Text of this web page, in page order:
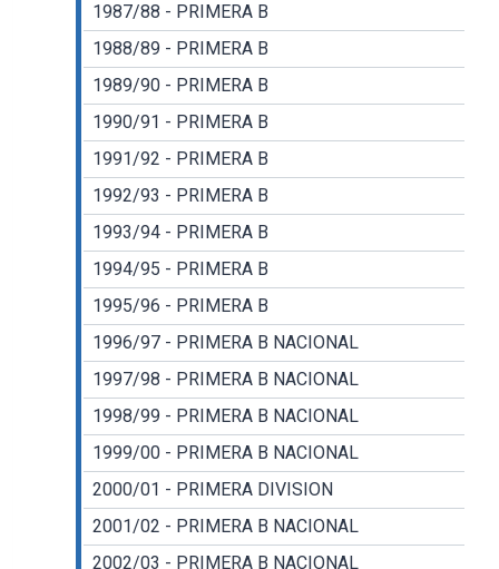
1987/88 - PRIMERA B
1988/89 - PRIMERA B
1989/90 - PRIMERA B
1990/91 - PRIMERA B
1991/92 - PRIMERA B
1992/93 - PRIMERA B
1993/94 - PRIMERA B
1994/95 - PRIMERA B
1995/96 - PRIMERA B
1996/97 - PRIMERA B NACIONAL
1997/98 - PRIMERA B NACIONAL
1998/99 - PRIMERA B NACIONAL
1999/00 - PRIMERA B NACIONAL
2000/01 - PRIMERA DIVISION
2001/02 - PRIMERA B NACIONAL
2002/03 - PRIMERA B NACIONAL